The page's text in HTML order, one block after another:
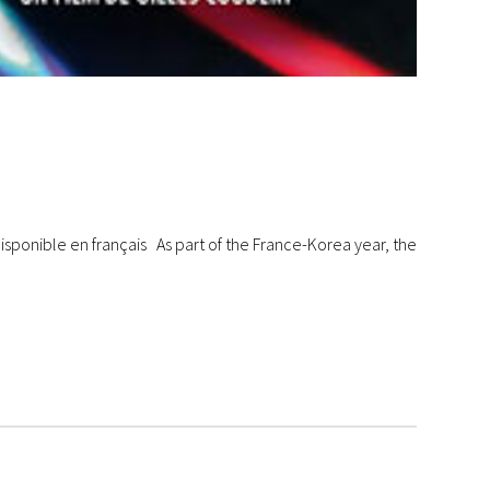
en français As part of the France-Korea year, the